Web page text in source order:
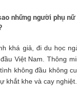
những người phụ
khá giả, đi du học
Việt Nam. Thông
không đầu không
khắt khe và cay nghiệt.